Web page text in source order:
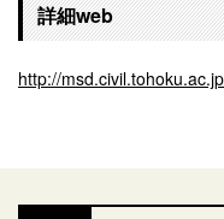
詳細web
http://